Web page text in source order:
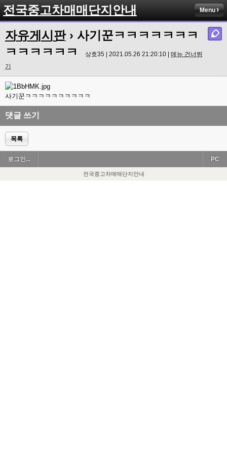
전국중고차매매단지안내 Menu
자유게시판› 사기꾼ㅋㅋㅋㅋㅋㅋㅋ
ㅋㅋㅋㅋㅋㅋ
상호35 | 2021.05.26 21:20:10 | 메뉴 건너뛰
기
사기꾼ㅋㅋㅋㅋㅋㅋㅋㅋㅋㅋ
댓글 쓰기
목록
로그인... PC
전국중고차매매단지안내